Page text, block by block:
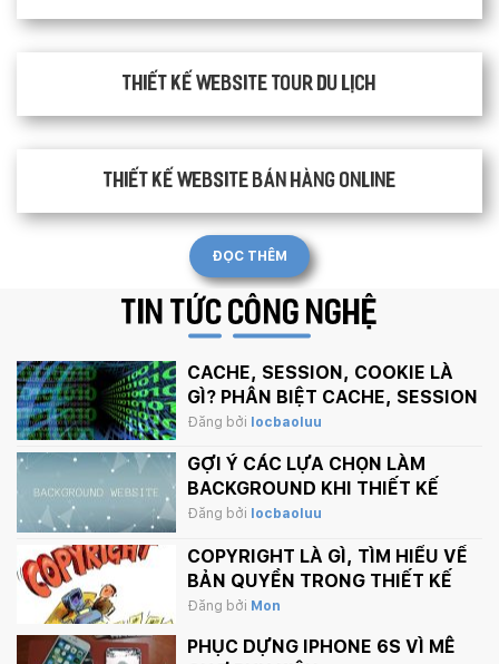
Thiết kế website tour du lịch
Thiết kế website bán hàng Online
ĐỌC THÊM
TIN TỨCCÔNG NGHỆ
CACHE, SESSION, COOKIE LÀ
GÌ? PHÂN BIỆT CACHE, SESSION
VÀ COOKIE
Đăng bởi locbaoluu
GỢI Ý CÁC LỰA CHỌN LÀM
BACKGROUND KHI THIẾT KẾ
WEBSITE
Đăng bởi locbaoluu
COPYRIGHT LÀ GÌ, TÌM HIỂU VỀ
BẢN QUYỀN TRONG THIẾT KẾ
Đăng bởi Mon
PHỤC DỰNG IPHONE 6S VÌ MÊ